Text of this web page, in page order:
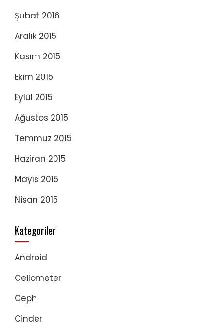
Şubat 2016
Aralık 2015
Kasım 2015
Ekim 2015
Eylül 2015
Ağustos 2015
Temmuz 2015
Haziran 2015
Mayıs 2015
Nisan 2015
Kategoriler
Android
Ceilometer
Ceph
Cinder